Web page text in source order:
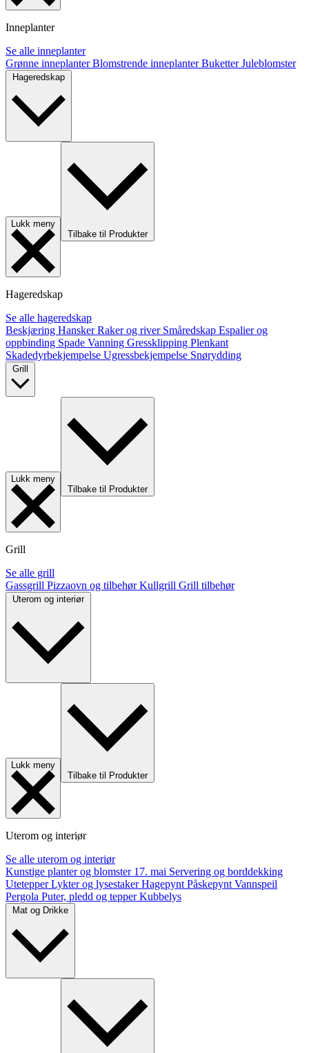
Inneplanter
Se alle inneplanter
Grønne inneplanterBlomstrende inneplanterBuketterJuleblomster
Lukk meny
Tilbake til Produkter
Hageredskap
Se alle hageredskap
Beskjæring HanskerRaker og river Småredskap Espalier og
oppbinding Spade Vanning Gressklipping Plenkant
Skadedyrbekjempelse Ugressbekjempelse Snørydding
Lukk meny
Tilbake til Produkter
Grill
Se alle grill
Gassgrill Pizzaovn og tilbehørKullgrill Grill tilbehør
Uterom og interiør
Lukk meny
Tilbake til Produkter
Uterom og interiør
Se alle uterom og interiør
Kunstige planter og blomster 17. mai Servering og borddekking
UtetepperLykter og lysestakerHagepynt Påskepynt Vannspeil
Pergola Puter, pledd og tepperKubbelys